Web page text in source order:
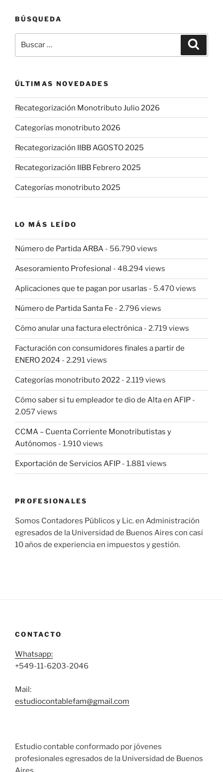
BÚSQUEDA
por:
ÚLTIMAS NOVEDADES
Recategorización Monotributo Julio 2026
Categorías monotributo 2026
Recategorización IIBB AGOSTO 2025
Recategorización IIBB Febrero 2025
Categorías monotributo 2025
LO MÁS LEÍDO
Número de Partida ARBA - 56.790 views
Asesoramiento Profesional - 48.294 views
Aplicaciones que te pagan por usarlas - 5.470 views
Número de Partida Santa Fe - 2.796 views
Cómo anular una factura electrónica - 2.719 views
Facturación con consumidores finales a partir de
ENERO 2024 - 2.291 views
Categorías monotributo 2022 - 2.119 views
Cómo saber si tu empleador te dio de Alta en AFIP -
2.057 views
CCMA – Cuenta Corriente Monotributistas y
Autónomos - 1.910 views
Exportación de Servicios AFIP - 1.881 views
PROFESIONALES
Somos Contadores Públicos y Lic. en Administración
egresados de la Universidad de Buenos Aires con casi
10 años de experiencia en impuestos y gestión.
CONTACTO
Whatsapp:
+549-11-6203-2046
Mail:
estudiocontablefam@gmail.com
Estudio contable conformado por jóvenes
profesionales egresados de la Universidad de Buenos